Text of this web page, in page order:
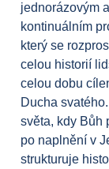
jednorázovým
kontinuálním
který se
celou historií
celou dobu
Ducha
světa, kdy Bůh
po naplnění v
strukturuje